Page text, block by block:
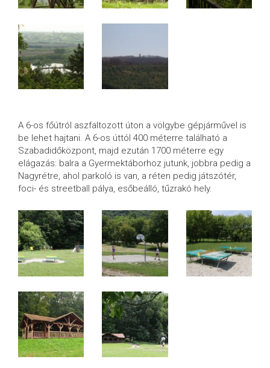
A 6-os főútról aszfaltozott úton a völgybe gépjárművel is
be lehet hajtani. A 6-os úttól 400 méterre található a
Szabadidőközpont, majd ezután 1700 méterre egy
elágazás: balra a Gyermektáborhoz jutunk, jobbra pedig a
Nagyrétre, ahol parkoló is van, a réten pedig játszótér,
foci- és streetball pálya, esőbeálló, tűzrakó hely.